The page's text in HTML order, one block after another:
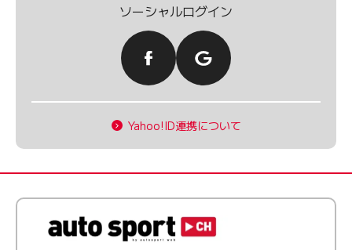
ソーシャルログイン
Yahoo!ID連携について